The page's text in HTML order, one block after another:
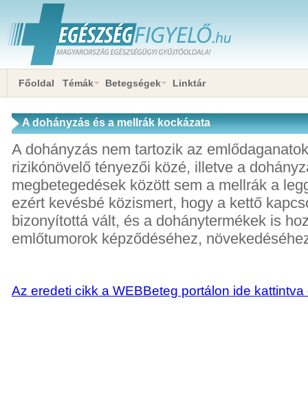
Főoldal Témák Betegségek Linktár
A dohányzás és a mellrák kockázata
A dohányzás nem tartozik az
rizikónövelő tényezői közé, illetve a
megbetegedések között sem a mellrák a
ezért kevésbé közismert, hogy a kettő
bizonyítottá vált, és a dohánytermékek is
emlőtumorok képződéséhez,
Az eredeti cikk a WEBBeteg portálon ide